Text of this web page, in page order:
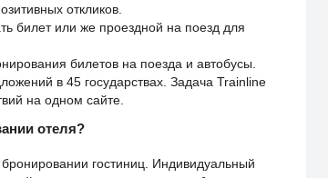
откликов.
билет или же проездной на поезд для
билетов на поезда и автобусы.
в 45 государствах. Задача Trainline
на одном сайте.
отеля?
гостиниц. Индивидуальный